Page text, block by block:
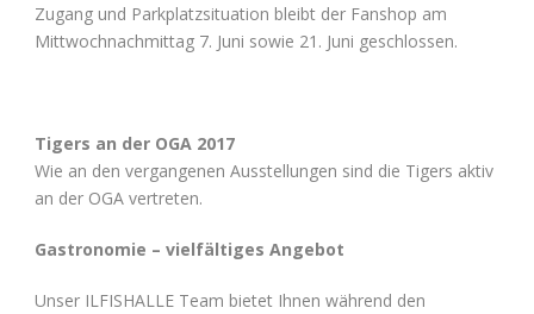
Zugang und Parkplatzsituation bleibt der Fanshop am
Mittwochnachmittag 7. Juni sowie 21. Juni geschlossen.
Tigers an der OGA 2017
Wie an den vergangenen Ausstellungen sind die Tigers aktiv
an der OGA vertreten.
Gastronomie – vielfältiges Angebot
Unser ILFISHALLE Team bietet Ihnen während den